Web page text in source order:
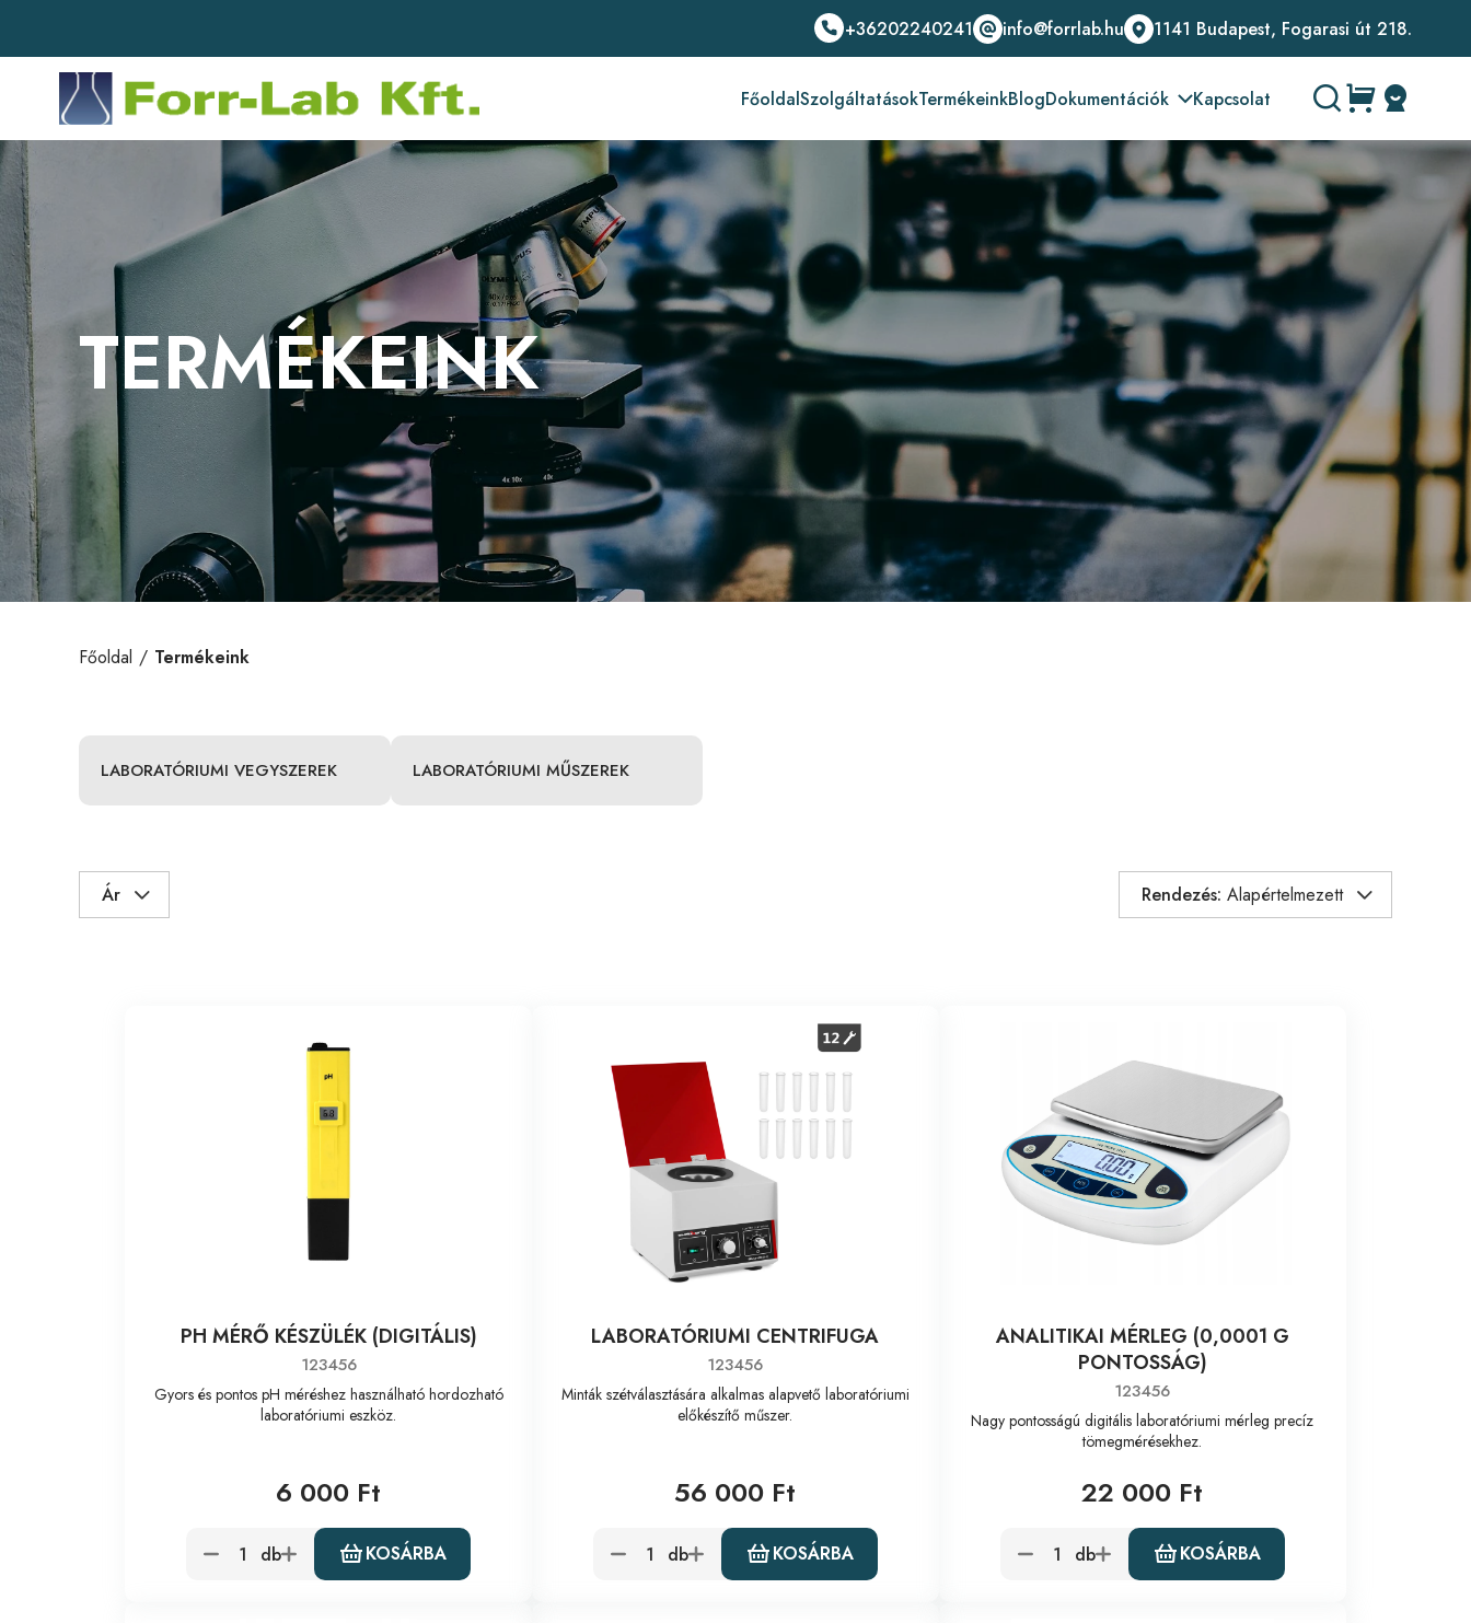
+36202240241 info@forrlab.hu 1141 Budapest, Fogarasi út 218.
FőoldalSzolgáltatásokTermékeinkBlogDokumentációk
Üzemeltetési leírások
Biztonsági adatlapok
Kapcsolat
TERMÉKEINK
Főoldal Termékeink
LABORATÓRIUMI VEGYSZEREK LABORATÓRIUMI MŰSZEREK
Ár Rendezés: Alapértelmezett
PH MÉRŐ KÉSZÜLÉK (DIGITÁLIS)
123456
Gyors és pontos pH méréshez használható hordozható
laboratóriumi eszköz.
6 000 Ft
db KOSÁRBA
LABORATÓRIUMI CENTRIFUGA
123456
Minták szétválasztására alkalmas alapvető laboratóriumi
előkészítő műszer.
56 000 Ft
db KOSÁRBA
ANALITIKAI MÉRLEG (0,0001 G
PONTOSSÁG)
123456
Nagy pontosságú digitális laboratóriumi mérleg precíz
tömegmérésekhez.
22 000 Ft
db KOSÁRBA